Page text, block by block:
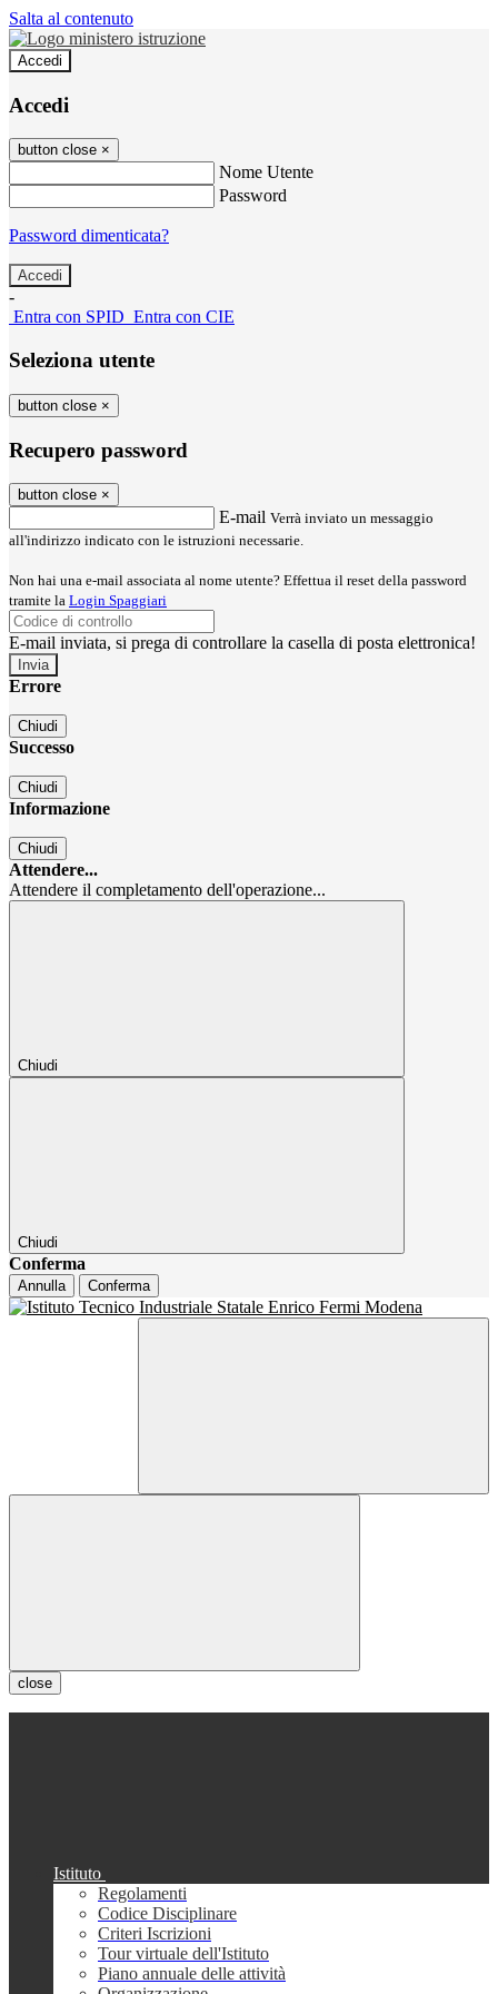
Salta al contenuto
Accedi
Accedi
button close ×
Nome Utente
Password
Password dimenticata?
-
Entra con SPID Entra con CIE
Seleziona utente
button close ×
Recupero password
button close ×
E-mail Verrà inviato un messaggio
all'indirizzo indicato con le istruzioni necessarie.
Non hai una e-mail associata al nome utente? Effettua il reset della password
tramite la Login Spaggiari
E-mail inviata, si prega di controllare la casella di posta elettronica!
Errore
Chiudi
Successo
Chiudi
Informazione
Chiudi
Attendere...
Attendere il completamento dell'operazione...
Chiudi
Chiudi
Conferma
Annulla Conferma
close
Istituto
Regolamenti
Codice Disciplinare
Criteri Iscrizioni
Tour virtuale dell'Istituto
Piano annuale delle attività